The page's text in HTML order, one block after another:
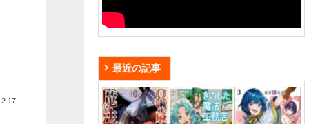
最近の記事